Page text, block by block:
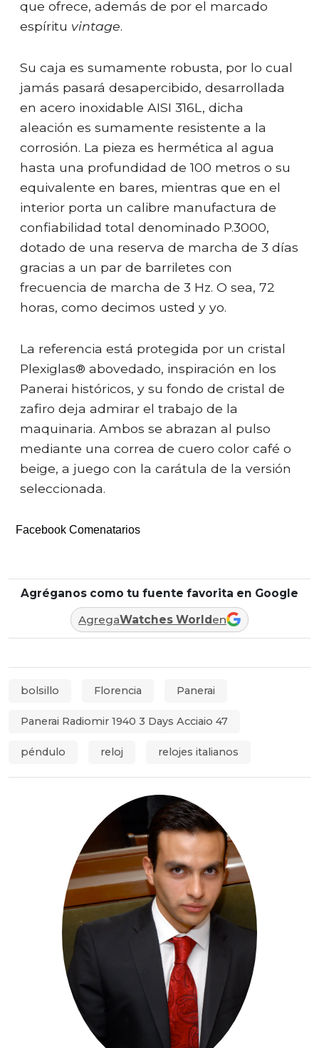
que ofrece, además de por el marcado
espíritu vintage.
Su caja es sumamente robusta, por lo cual
jamás pasará desapercibido, desarrollada
en acero inoxidable AISI 316L, dicha
aleación es sumamente resistente a la
corrosión. La pieza es hermética al agua
hasta una profundidad de 100 metros o su
equivalente en bares, mientras que en el
interior porta un calibre manufactura de
confiabilidad total denominado P.3000,
dotado de una reserva de marcha de 3 días
gracias a un par de barriletes con
frecuencia de marcha de 3 Hz. O sea, 72
horas, como decimos usted y yo.
La referencia está protegida por un cristal
Plexiglas® abovedado, inspiración en los
Panerai históricos, y su fondo de cristal de
zafiro deja admirar el trabajo de la
maquinaria. Ambos se abrazan al pulso
mediante una correa de cuero color café o
beige, a juego con la carátula de la versión
seleccionada.
Facebook Comenatarios
Agréganos como tu fuente favorita en Google
AgregaWatches Worlden
bolsillo Florencia Panerai
Panerai Radiomir 1940 3 Days Acciaio 47
péndulo reloj relojes italianos